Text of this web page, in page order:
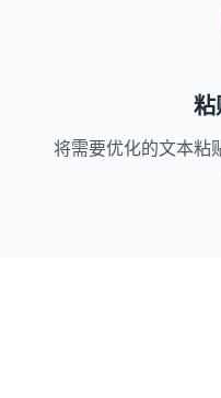
粘
将需要优化的文本粘